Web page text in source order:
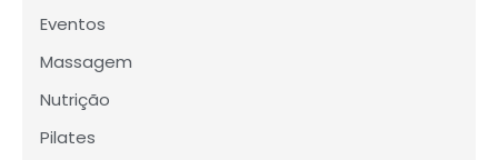
Eventos
Massagem
Nutrição
Pilates